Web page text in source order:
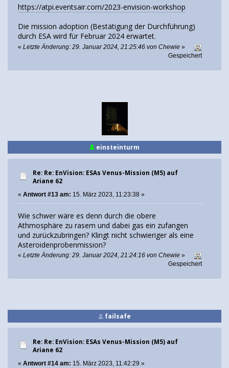
https://atpi.eventsair.com/2023-envision-workshop
Die mission adoption (Bestätigung der Durchführung)
durch ESA wird für Februar 2024 erwartet.
« Letzte Änderung: 29. Januar 2024, 21:25:46 von Chewie »
Gespeichert
einsteinturm
Re: Re: EnVision: ESAs Venus-Mission (M5) auf
Ariane 62
« Antwort #13 am: 15. März 2023, 11:23:38 »
Wie schwer wäre es denn durch die obere
Athmosphäre zu rasem und dabei gas ein zufangen
und zurückzubringen? Klingt nicht schwieriger als eine
Asteroidenprobenmission?
« Letzte Änderung: 29. Januar 2024, 21:24:16 von Chewie »
Gespeichert
failsafe
Re: Re: EnVision: ESAs Venus-Mission (M5) auf
Ariane 62
« Antwort #14 am: 15. März 2023, 11:42:29 »